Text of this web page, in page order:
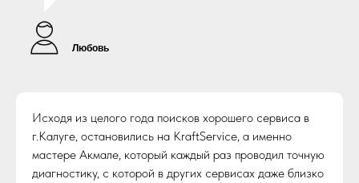
Любовь
Исходя из целого года поисков хорошего сервиса в
г.Калуге, остановились на KraftService, а именно
мастере Акмале, который каждый раз проводил точную
диагностику, с которой в других сервисах даже близко